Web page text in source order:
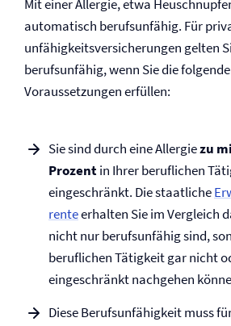
Mit einer Allergie, etwa
automatisch berufsunfähig. Für
unfähigkeits­versicherungen gelten
berufsunfähig, wenn Sie die
Voraussetzungen erfüllen:
Sie sind durch eine Allergiezu
Prozentin Ihrer beruflichen
eingeschränkt. Die staatliche
renteerhalten Sie im Vergleich
nicht nur berufsunfähig sind,
beruflichen Tätigkeit gar nicht
eingeschränkt nachgehen
Diese Berufs­unfähigkeit muss